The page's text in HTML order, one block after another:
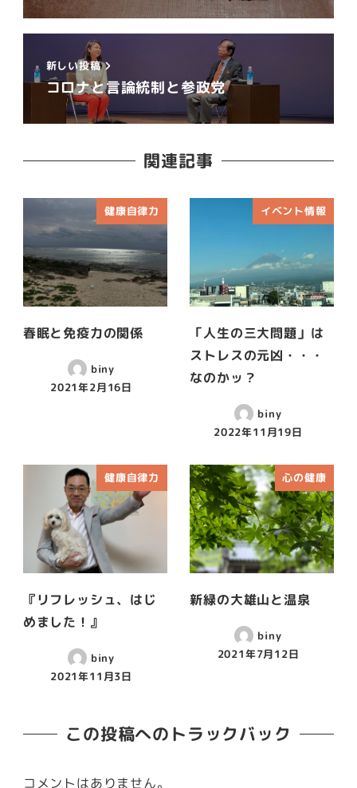
新しい投稿
コロナと言論統制と参政党
関連記事
健康自律力
春眠と免疫力の関係
biny
2021年2月16日
イベント情報
「人生の三大問題」は
ストレスの元凶・・・
なのかッ？
biny
2022年11月19日
健康自律力
『リフレッシュ、はじ
めました！』
biny
2021年11月3日
心の健康
新緑の大雄山と温泉
biny
2021年7月12日
この投稿へのトラックバック
コメントはありません。